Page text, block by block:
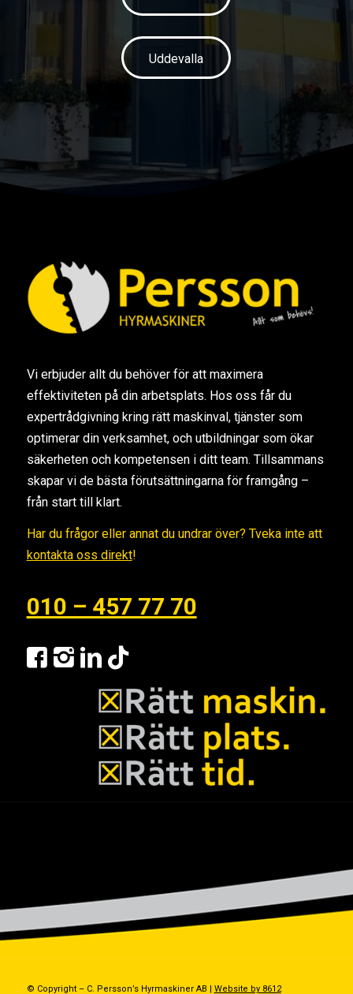
Uddevalla
Vi erbjuder allt du behöver för att maximera
effektiviteten på din arbetsplats. Hos oss får du
expertrådgivning kring rätt maskinval, tjänster som
optimerar din verksamhet, och utbildningar som ökar
säkerheten och kompetensen i ditt team. Tillsammans
skapar vi de bästa förutsättningarna för framgång –
från start till klart.
Har du frågor eller annat du undrar över? Tveka inte att
kontakta oss direkt!
010 – 457 77 70
© Copyright – C. Persson’s Hyrmaskiner AB | Website by 8612